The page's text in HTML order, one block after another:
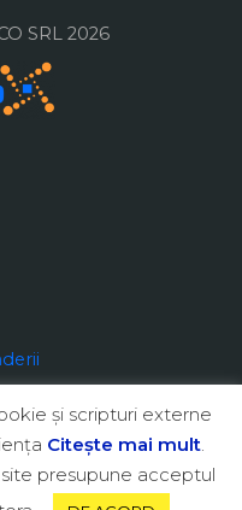
SRL 2026
şi scripturi externe
Citeşte mai mult.
presupune acceptul